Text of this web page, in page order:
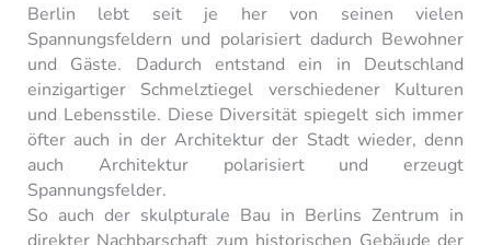
Berlin lebt seit je her von seinen vielen
Spannungsfeldern und polarisiert dadurch Bewohner
und Gäste. Dadurch entstand ein in Deutschland
einzigartiger Schmelztiegel verschiedener Kulturen
und Lebensstile. Diese Diversität spiegelt sich immer
öfter auch in der Architektur der Stadt wieder, denn
auch Architektur polarisiert und erzeugt
Spannungsfelder.
So auch der skulpturale Bau in Berlins Zentrum in